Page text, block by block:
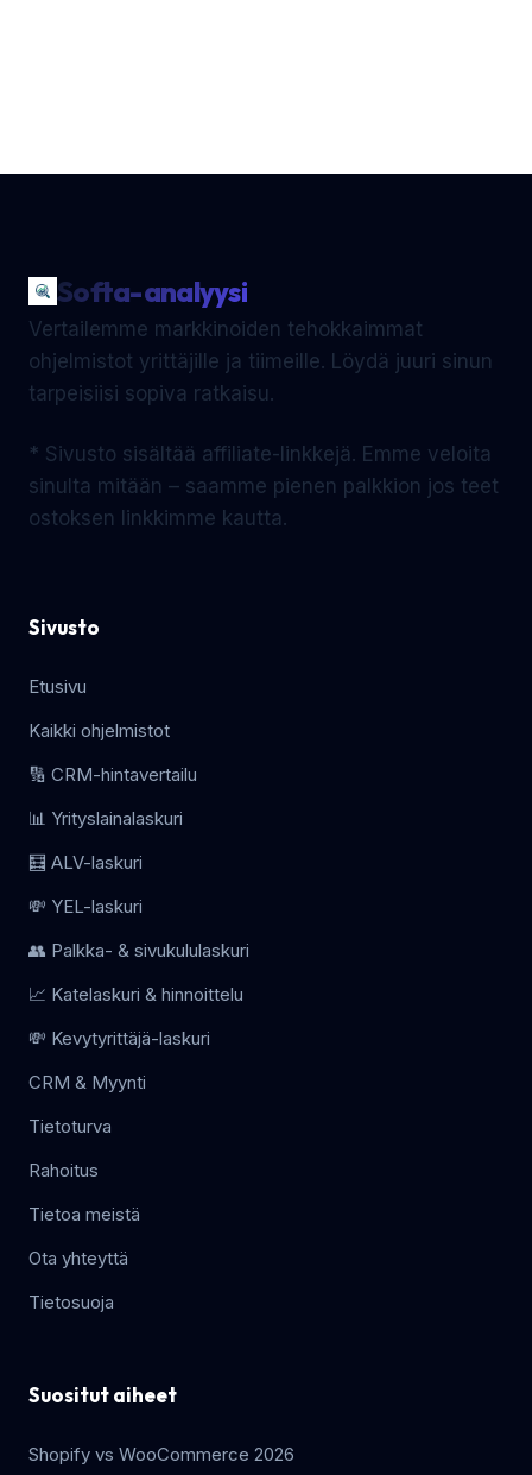
Softa-analyysi
Vertailemme markkinoiden tehokkaimmat
ohjelmistot yrittäjille ja tiimeille. Löydä juuri sinun
tarpeisiisi sopiva ratkaisu.
* Sivusto sisältää affiliate-linkkejä. Emme veloita
sinulta mitään – saamme pienen palkkion jos teet
ostoksen linkkimme kautta.
Sivusto
Etusivu
Kaikki ohjelmistot
🔢 CRM-hintavertailu
📊 Yrityslainalaskuri
🧮 ALV-laskuri
💸 YEL-laskuri
👥 Palkka- & sivukululaskuri
📈 Katelaskuri & hinnoittelu
💸 Kevytyrittäjä-laskuri
CRM & Myynti
Tietoturva
Rahoitus
Tietoa meistä
Ota yhteyttä
Tietosuoja
Suositut aiheet
Shopify vs WooCommerce 2026